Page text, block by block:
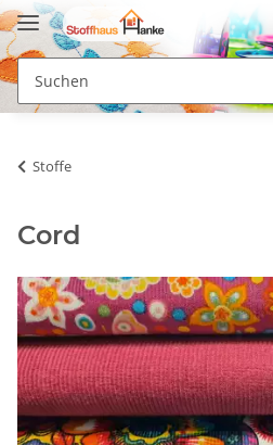
Stoffe
Cord